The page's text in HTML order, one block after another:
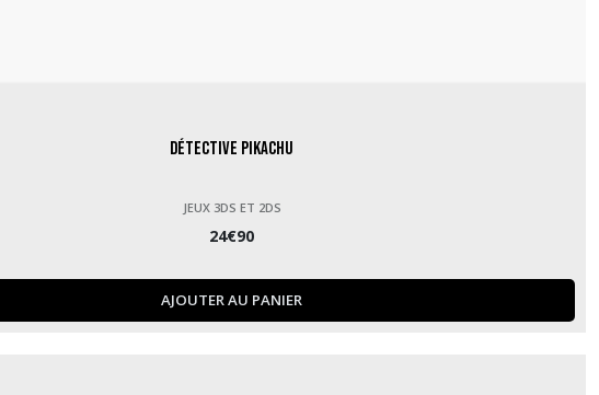
Détective Pikachu
JEUX 3DS ET 2DS
24€90
AJOUTER AU PANIER